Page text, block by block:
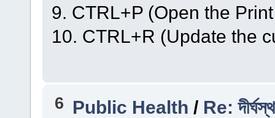
9. CTRL+P (Open the
10. CTRL+R (Update the
6 Public Health / Re: